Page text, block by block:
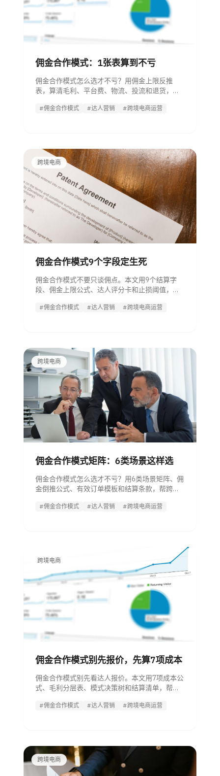
佣金合作模式：1张表算到不亏
佣金合作模式怎么选才不亏？用佣金上限反推
表，算清毛利、平台费、物流、投流和退货，判
#佣金合作模式 #达人营销 #跨境电商运营
跨境电商
佣金合作模式9个字段定生死
佣金合作模式不要只谈佣点。本文用9个结算字
段、佣金上限公式、达人评分卡和止损阈值，帮
#佣金合作模式 #达人营销 #跨境电商运营
跨境电商
佣金合作模式矩阵：6类场景这样选
佣金合作模式怎么选才不亏？用6类场景矩阵、佣
金倒推公式、有效订单模板和结算条款，帮跨境
#佣金合作模式 #达人营销 #跨境电商运营
跨境电商
佣金合作模式别先报价，先算7项成本
佣金合作模式别先看达人报价。本文用7项成本公
式、毛利分层表、模式决策树和结算清单，帮运
#佣金合作模式 #达人营销 #跨境电商运营
跨境电商